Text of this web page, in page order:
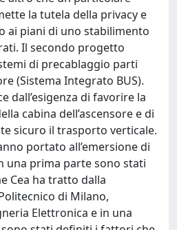
la tutela della privacy e
ai piani di uno stabilimento
Il secondo progetto
di precablaggio parti
(Sistema Integrato BUS).
dall’esigenza di favorire la
cabina dell’ascensore e di
sicuro il trasporto verticale.
portato all’emersione di
una prima parte sono stati
Cea ha tratto dalla
di Milano,
Elettronica e in una